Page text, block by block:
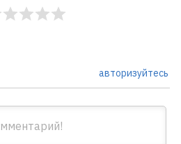
авторизуйтесь